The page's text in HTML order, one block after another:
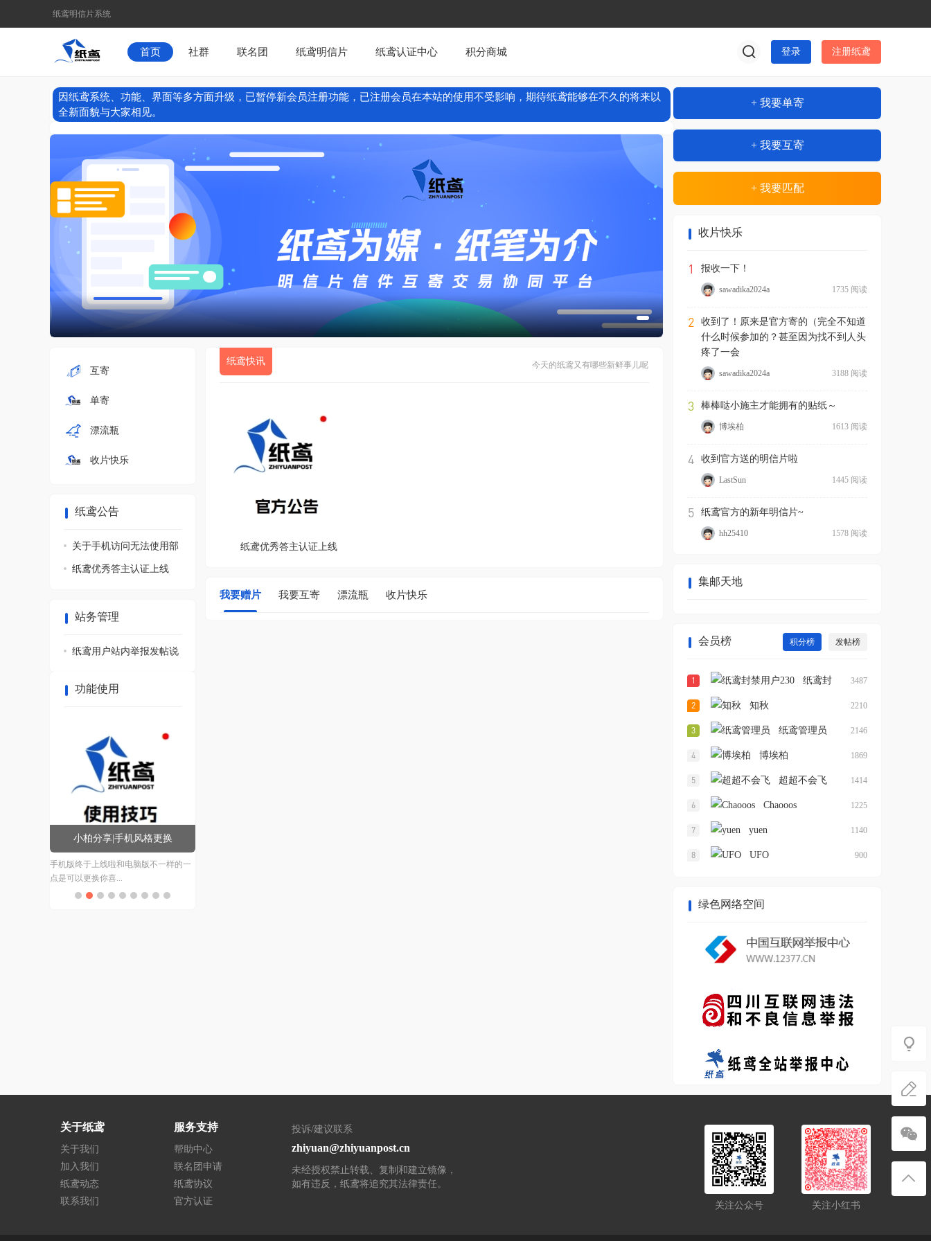
纸鸢明信片系统
首页 社群 联名团 纸鸢明信片 纸鸢认证中心 积分商城 登录 注册纸鸢
因纸鸢系统、功能、界面等多方面升级，已暂停新会员注册功能，已注册会员在本站的使用不受影响，期待纸鸢能够在不久的将来以
全新面貌与大家相见。
互寄
单寄
漂流瓶
收片快乐
纸鸢公告
关于手机访问无法使用部
分功能的说明
纸鸢优秀答主认证上线
站务管理
纸鸢用户站内举报发帖说
功能使用
小柏分享|个人资料编辑
AI导出的图片过大所以我还是导入图片
写帖子了哦请问大家...
纸鸢快讯 今天的纸鸢又有哪些新鲜事儿呢
纸鸢优秀答主认证上线
我要赠片 我要互寄 漂流瓶 收片快乐
+ 我要单寄
+ 我要互寄
+ 我要匹配
收片快乐
1 报收一下！
1735 阅读
sawadika2024a
2
收到了！原来是官方寄的（完全不知道
什么时候参加的？甚至因为找不到人头
疼了一会
3188 阅读
sawadika2024a
3 棒棒哒小施主才能拥有的贴纸～
1613 阅读
博埃柏
4 收到官方送的明信片啦
1445 阅读
LastSun
5 纸鸢官方的新年明信片~
1578 阅读
hh25410
集邮天地
会员榜 积分榜 发帖榜
3487
纸鸢封
禁用户230
2210
知秋
2146
纸鸢管理员
1869
博埃柏
1414
超超不会飞
1225
Chaooos
1140
yuen
900
UFO
绿色网络空间
关于纸鸢
关于我们
加入我们
纸鸢动态
联系我们
服务支持
帮助中心
联名团申请
纸鸢协议
官方认证
投诉/建议联系
zhiyuan@zhiyuanpost.cn
未经授权禁止转载、复制和建立镜像，
如有违反，纸鸢将追究其法律责任。
关注小红书
关注公众号